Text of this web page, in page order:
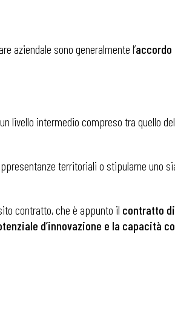
aziendale sono generalmente l’
livello intermedio compreso tra quello
territoriali o stipularne uno
contratto, che è appunto il contratto
d’innovazione e la capacità